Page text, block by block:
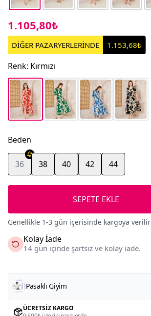
1.105,80₺
DİĞER PAZARYERLERİNDE 1.153,68₺
Renk: Kırmızı
Beden
36 38 40 42 44
SEPETE EKLE
Genellikle 1-3 gün içerisinde kargoya verilir
Kolay İade
14 gün içinde şartsız ve kolay iade.
Pasaklı Giyim
ÜCRETSIZ KARGO